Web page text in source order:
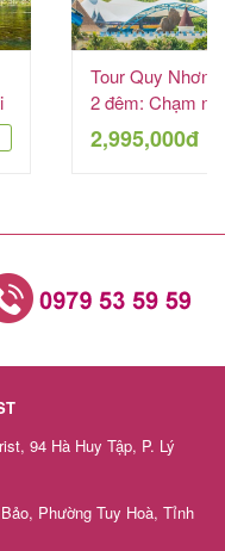
Tour Quy Nhơn
2 đêm: Chạm
VinWonders
2,995,000đ
94 Hà Huy Tập, P. Lý
Phường Tuy Hoà, Tỉnh